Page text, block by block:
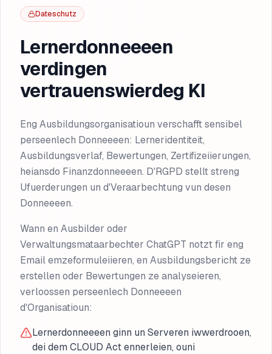
Dateschutz
Lernerdonneeeen
verdingen
vertrauenswierdeg KI
Eng Ausbildungsorganisatioun verschafft sensibel
perseenlech Donneeeen: Lerneridentiteit,
Ausbildungsverlaf, Bewertungen, Zertifizeiierungen,
heiansdo Finanzdonneeeen. D'RGPD stellt streng
Ufuerderungen un d'Veraarbechtung vun desen
Donneeeen.
Wann en Ausbilder oder
Verwaltungsmataarbechter ChatGPT notzt fir eng
Email emzeformuleiieren, en Ausbildungsbericht ze
erstellen oder Bewertungen ze analyseieren,
verloossen perseenlech Donneeeen
d'Organisatioun:
Lernerdonneeeen ginn un Serveren iwwerdrooen,
dei dem CLOUD Act ennerleien, ouni